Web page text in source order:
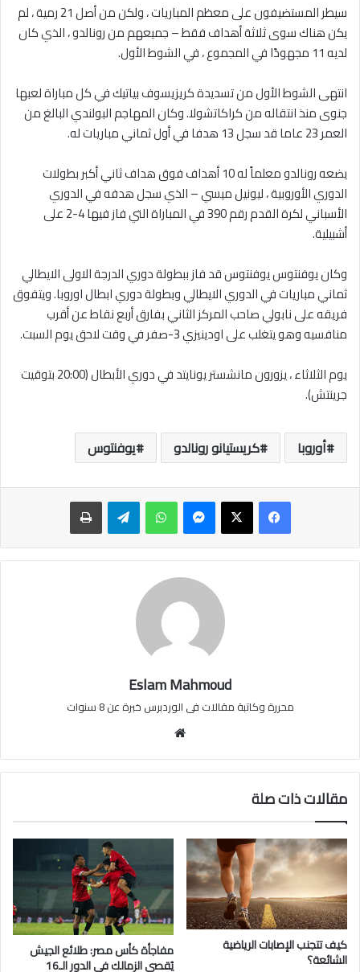
سيطر المستضيفون على معظم المباريات ، ولكن من أصل 21 رمية ، لم
يكن هناك سوى ثلاثة أهداف فقط – جميعهم من رونالدو ، الذي كان
لديه 11 مجهودًا في المجموع ، في الشوط الأول.
انتهى الشوط الأول من تسديدة كريزيسوف بياتيك في كل مباراة لعبها
جنوى منذ انتقاله من كراكاتشولا. وكان المهاجم البولندي البالغ من
العمر 23 عاما قد سجل 13 هدفا في أول ثماني مباريات له.
يضعه رونالدو معلماً له 10 أهداف فوق هداف ثاني أكبر بطولات
الدوري الأوروبية ، ليونيل ميسي – الذي سجل هدفه في الدوري
الأسباني لكرة القدم رقم 390 في المباراة التي فاز فيها 4-2 على
أشبيلية.
وكان يوفنتوس يوفنتوس قد فاز ببطولة دوري الدرجة الاولى الايطالي
ثماني مباريات في الدوري الايطالي وبطولة دوري ابطال اوروبا. ويتفوق
فريقه على نابولي صاحب المركز الثاني بفارق أربع نقاط عن أقرب
منافسيه وهو يتغلب على اودينيزي 3-صفر في وقت لاحق يوم السبت.
يوم الثلاثاء ، يزورون مانشستر يونايتد في دوري الأبطال (20:00 بتوقيت
جرينتش).
أوروبا كريستيانو رونالدو يوفنتوس
ماسنجر واتساب تيلقرام
Eslam Mahmoud
محررة وكاتبة مقالات فى الوردبرس خبرة عن 8 سنوات
مقالات ذات صلة
كيف تتجنب الإصابات الرياضية
الشائعة؟ مفاجأة كأس مصر: طلائع الجيش
يُقصي الزمالك في الدور الـ16